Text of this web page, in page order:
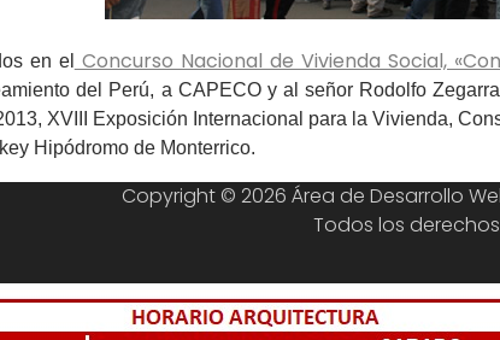
en el Concurso Nacional de Vivienda Social,
del Perú, a CAPECO y al señor Rodolfo
XVIII Exposición Internacional para la Vivienda,
Hipódromo de Monterrico.
Copyright © 2026 Área de Desarrollo
Todos los